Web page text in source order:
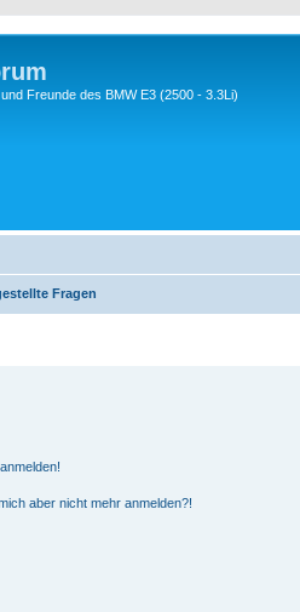
Freunde des BMW E3 (2500 - 3.3Li)
Fragen
aber nicht mehr anmelden?!